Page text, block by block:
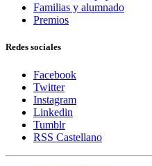
Familias y alumnado
Premios
Redes sociales
Facebook
Twitter
Instagram
Linkedin
Tumblr
RSS Castellano